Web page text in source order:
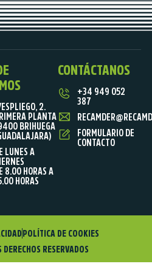
2.
PLANTA
BRIHUEGA
LUNES A
8.00 HORAS A
HORAS
CONTÁCTANOS
+34 949 052
387
FORMULARIO DE
CONTACTO
RESERVADOS
POLÍTICA DE COOKIES